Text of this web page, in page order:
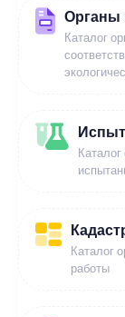
Органы
Каталог
Каталог
работы